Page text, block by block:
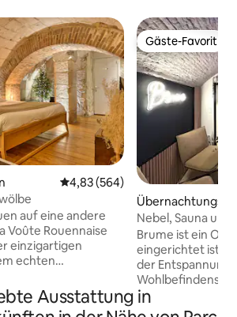
Durchschnittliche Bewertung:
4,83 (564)
auf eine andere
Voûte Rouennaise
einzigartigen
echten
wenige
du Vieux-Marché und
Gäste-Favorit
Gäste-Favorit
in Rouen
Nebel, Sauna
Zentrum Rouen
Brume ist ein
eingerichtet ist,
der Entspannung
Wohlbefindens
verbringen können. Es ist ein
renovierter
Ausstattung in